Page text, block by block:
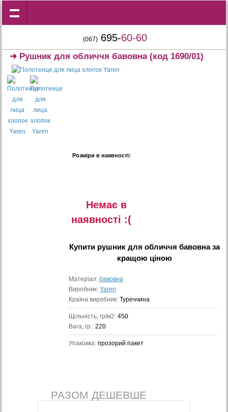
(067) 695-60-60
➜ Рушник для обличчя бавовна(код 1690/01)
Розміри в наявності:
Немає в
наявностi :(
Купити рушник для обличчя бавовназа
кращою ціною
Матеріал: бавовна
Виробник: Yaren
Країна виробник: Туреччина
Щільність, гр/м2: 450
Вага, гр.: 220
Упаковка: прозорий пакет
РАЗОМ ДЕШЕВШЕ